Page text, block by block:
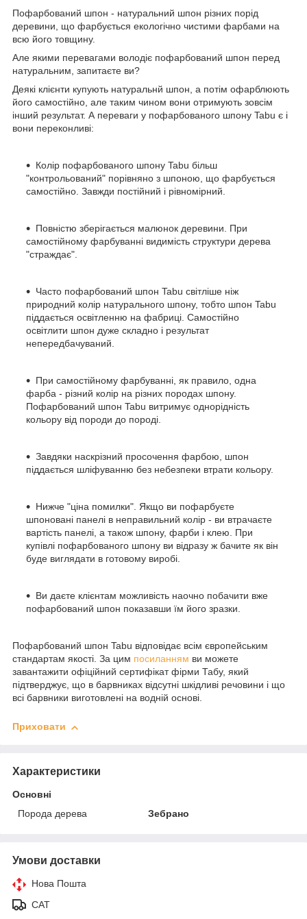
Пофарбований шпон - натуральний шпон різних порід
деревини, що фарбується екологічно чистими фарбами на
всю його товщину.
Але якими перевагами володіє пофарбований шпон перед
натуральним, запитаєте ви?
Деякі клієнти купують натуральнй шпон, а потім офарблюють
його самостійно, але таким чином вони отримують зовсім
інший результат. А переваги у пофарбованого шпону Tabu є і
вони переконливі:
Колір пофарбованого шпону Tabu більш
"контрольований" порівняно з шпоною, що фарбується
самостійно. Завжди постійний і рівномірний.
Повністю зберігається малюнок деревини. При
самостійному фарбуванні видимість структури дерева
"страждає".
Часто пофарбований шпон Tabu світліше ніж
природний колір натурального шпону, тобто шпон Tabu
піддається освітленню на фабриці. Самостійно
освітлити шпон дуже складно і результат
непередбачуваний.
При самостійному фарбуванні, як правило, одна
фарба - різний колір на різних породах шпону.
Пофарбований шпон Tabu витримує однорідність
кольору від породи до породі.
Завдяки наскрізний просочення фарбою, шпон
піддається шліфуванню без небезпеки втрати кольору.
Нижче "ціна помилки". Якщо ви пофарбуєте
шпоновані панелі в неправильний колір - ви втрачаєте
вартість панелі, а також шпону, фарби і клею. При
купівлі пофарбованого шпону ви відразу ж бачите як він
буде виглядати в готовому виробі.
Ви даєте клієнтам можливість наочно побачити вже
пофарбований шпон показавши їм його зразки.
Пофарбований шпон Tabu відповідає всім європейським
стандартам якості. За цим посиланням ви можете
завантажити офіційний сертифікат фірми Табу, який
підтверджує, що в барвниках відсутні шкідливі речовини і що
всі барвники виготовлені на водній основі.
Приховати
Характеристики
Основні
Порода дерева
Зебрано
Умови доставки
Нова Пошта
САТ